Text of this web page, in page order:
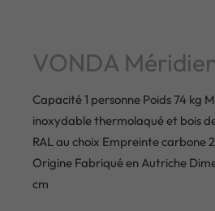
VONDA
Capacité 1 personne Poids 74 kg
inoxydable thermolaqué et bois
RAL au choix Empreinte carbone
Origine Fabriqué en Autriche
cm